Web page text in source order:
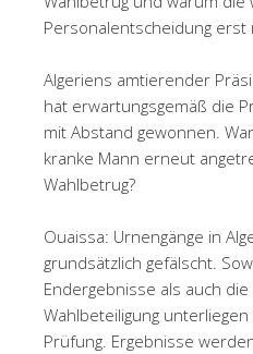
Personalentscheidung erst
Algeriens amtierender
hat erwartungsgemäß die
mit Abstand gewonnen.
kranke Mann erneut
Wahlbetrug?
Ouaissa: Urnengänge in
grundsätzlich gefälscht.
Endergebnisse als auch
Wahlbeteiligung
Prüfung. Ergebnisse